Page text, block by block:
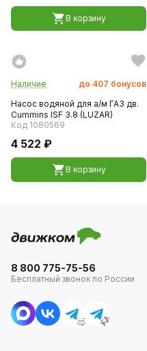
В корзину
Наличие до 407 бонусов
Насос водяной для а/м ГАЗ дв.
Cummins ISF 3.8 (LUZAR)
Код 1080569
4 522 ₽
В корзину
8 800 775-75-56
Бесплатный звонок по России